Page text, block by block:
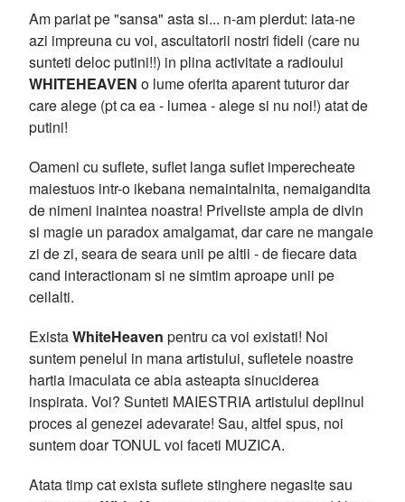
Am pariat pe "sansa" asta si... n-am pierdut: iata-ne
azi impreuna cu voi, ascultatorii nostri fideli (care nu
sunteti deloc putini!!) in plina activitate a radioului
WHITEHEAVEN o lume oferita aparent tuturor dar
care alege (pt ca ea - lumea - alege si nu noi!) atat de
putini!
Oameni cu suflete, suflet langa suflet imperecheate
maiestuos intr-o ikebana nemaintalnita, nemaigandita
de nimeni inaintea noastra! Priveliste ampla de divin
si magie un paradox amalgamat, dar care ne mangaie
zi de zi, seara de seara unii pe altii - de fiecare data
cand interactionam si ne simtim aproape unii pe
ceilalti.
ExistaWhiteHeaven pentru ca voi existati! Noi
suntem penelul in mana artistului, sufletele noastre
hartia imaculata ce abia asteapta sinuciderea
inspirata. Voi? Sunteti MAIESTRIA artistului deplinul
proces al genezei adevarate! Sau, altfel spus, noi
suntem doar TONUL voi faceti MUZICA.
Atata timp cat exista suflete stinghere negasite sau